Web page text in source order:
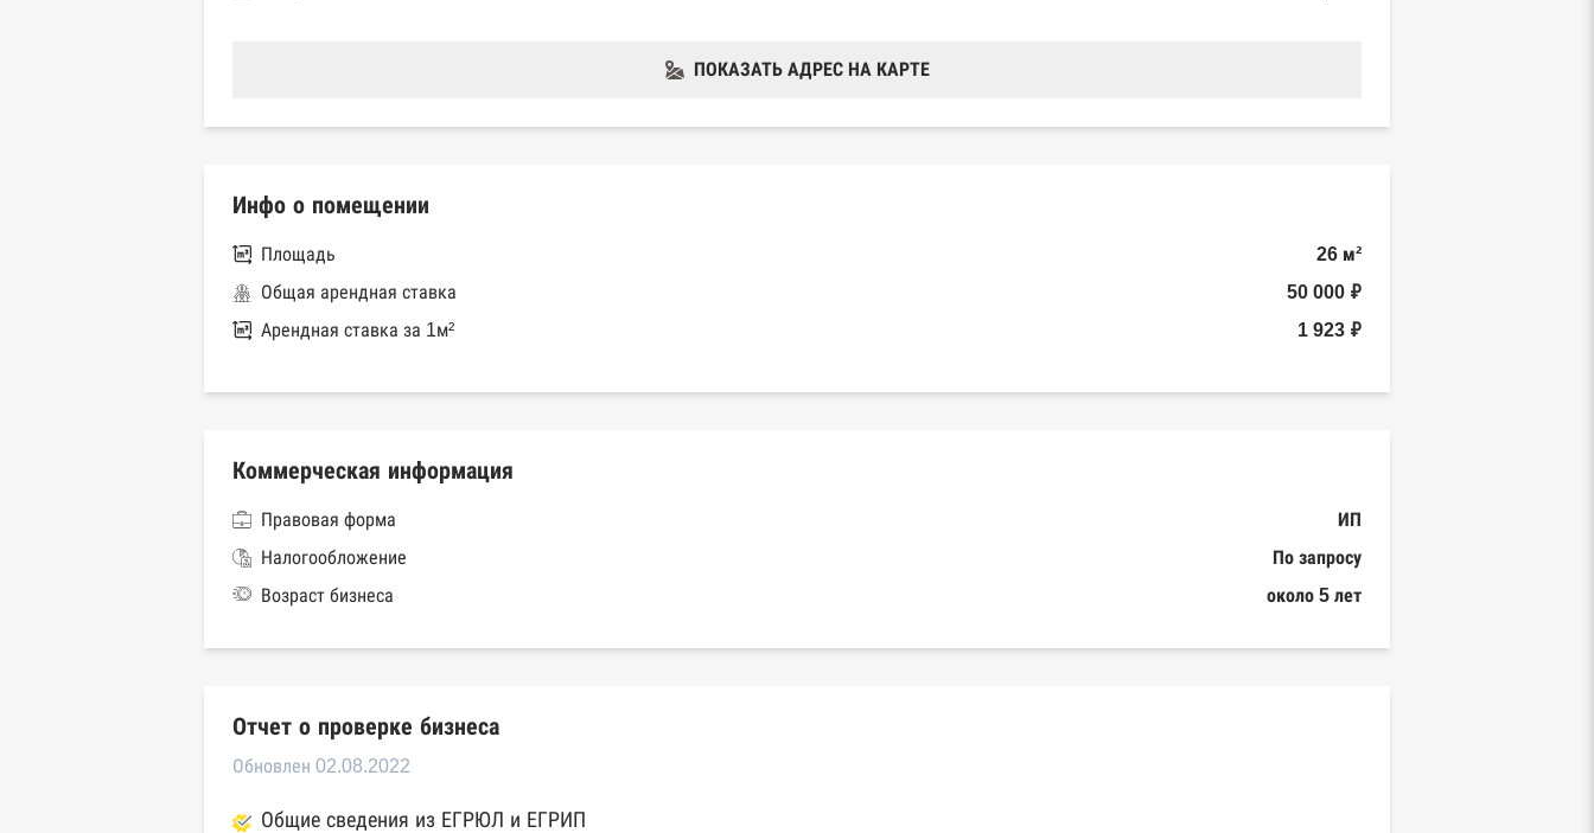
ПОКАЗАТЬ АДРЕС НА КАРТЕ
Инфо о помещении
Площадь
26 м²
Общая арендная ставка
50 000 ₽
Арендная ставка за 1м²
1 923 ₽
Коммерческая информация
Правовая форма
ИП
Налогообложение
По запросу
Возраст бизнеса
около 5 лет
Отчет о проверке бизнеса
Обновлен 02.08.2022
Общие сведения из ЕГРЮЛ и ЕГРИП